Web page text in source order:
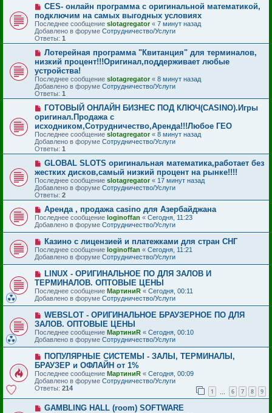
б
щ
е
н
и
е
Н
в
о
е
с
о
б
щ
е
н
и
е
CES- онлайн программа с оригинальной математикой,
подключим на самых выгодных условиях
Последнее сообщение slotagregator« 7 минут назад
Добавлено в форуме Сотрудничество/Услуги
Ответы: 1
Н
в
о
е
с
о
б
щ
е
н
и
е
Лотерейная программа "Квитанция" для терминалов,
низкий процент!!!Оригинал,поддерживает любые
устройства!
Последнее сообщение slotagregator « 8 минут назад
Добавлено в форуме Сотрудничество/Услуги
Ответы: 1
Н
в
о
е
с
о
о
б
щ
е
н
и
е
ГОТОВЫЙ ОНЛАЙН БИЗНЕС ПОД КЛЮЧ(CASINO).Игры
оригинал.Продажа с
исходником,Сотрудничество,Аренда!!!Любое ГЕО
Последнее сообщение slotagregator« 8 минут назад
Добавлено в форуме Сотрудничество/Услуги
Ответы: 1
Н
в
о
е
с
о
б
щ
е
и
е
GLOBAL SLOTS оригинальная математика,работает без
жестких дисков,самый низкий процент на рынке!!!!
Последнее сообщение slotagregator « 17 минут назад
Добавлено в форуме Сотрудничество/Услуги
Ответы: 2
Н
о
в
о
е
с
о
о
б
е
н
и
е
Аренда , продажа casino для Азербайджана
Последнее сообщение loginoffan « Сегодня, 11:23
Добавлено в форуме Сотрудничество/Услуги
Н
о
в
о
е
с
о
о
б
щ
е
н
и
е
Казино с лицензией и платежками для стран СНГ
Последнее сообщение loginoffan « Сегодня, 11:21
Добавлено в форуме Сотрудничество/Услуги
Н
о
в
о
е
с
о
о
б
щ
н
и
е
LINUX - ОРИГИНАЛЬНОЕ ПО ДЛЯ ЗАЛОВ И
ТЕРМИНАЛОВ. ОПТОВЫЕ ЦЕНЫ
Последнее сообщение МартиниR « Сегодня, 00:11
Добавлено в форуме Сотрудничество/Услуги
Н
о
в
о
е
с
о
б
щ
е
и
е
WEBSLOT - ОРИГИНАЛЬНОЕ БРАУЗЕРНОЕ ПО ДЛЯ
ЗАЛОВ. ОПТОВЫЕ ЦЕНЫ
Последнее сообщение МартиниR « Сегодня, 00:10
Добавлено в форуме Сотрудничество/Услуги
Н
о
в
о
е
с
о
о
ПОПУЛЯРНЫЕ СИСТЕМЫ - ЗАЛЫ, ТЕРМИНАЛЫ,
БРАУЗЕР и ОФЛАЙН от 1%
Последнее сообщение МартиниR « Сегодня, 00:09
Добавлено в форуме Сотрудничество/Услуги
Ответы: 214 1 6 7 8 9
НGAMBLING HALL (room) SOFTWARE